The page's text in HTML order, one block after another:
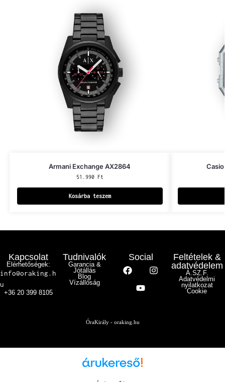
Armani Exchange AX2864
51.990 Ft
Kosárba teszem
Kapcsolat
Elérhetőségek:
info@oraking.h
u
+36 20 399 8105
Tudnivalók
Garancia &
Jótállás
Blog
Vízállóság
Social
Feltételek &
adatvédelem
Á.SZ.F.
Adatvédelmi
nyilatkozat
Cookie
ÓraKirály - oraking.hu